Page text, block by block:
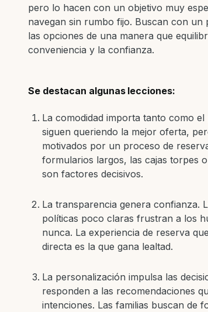
pero lo hacen con un objetivo muy
navegan sin rumbo fijo. Buscan con un
las opciones de una manera que
conveniencia y la confianza.
Se destacan algunas lecciones:
La comodidad importa tanto como el
siguen queriendo la mejor oferta,
motivados por un proceso de
formularios largos, las cajas torpes
son factores decisivos.
La transparencia genera confianza.
políticas poco claras frustran a los
nunca. La experiencia de reserva
directa es la que gana lealtad.
La personalización impulsa las
responden a las recomendaciones
intenciones. Las familias buscan de